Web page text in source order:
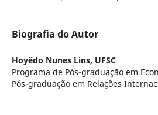
Biografia do Autor
Hoyêdo Nunes Lins, UFSC
Programa de Pós-graduação em
Pós-graduação em Relações